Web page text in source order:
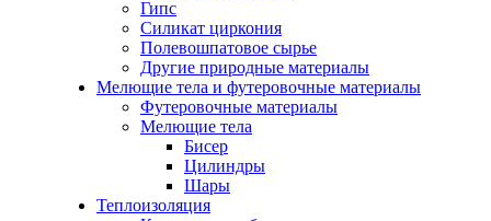
Гипс
Силикат циркония
Полевошпатовое сырье
Другие природные материалы
Мелющие тела и футеровочные материалы
Футеровочные материалы
Мелющие тела
Бисер
Цилиндры
Шары
Теплоизоляция